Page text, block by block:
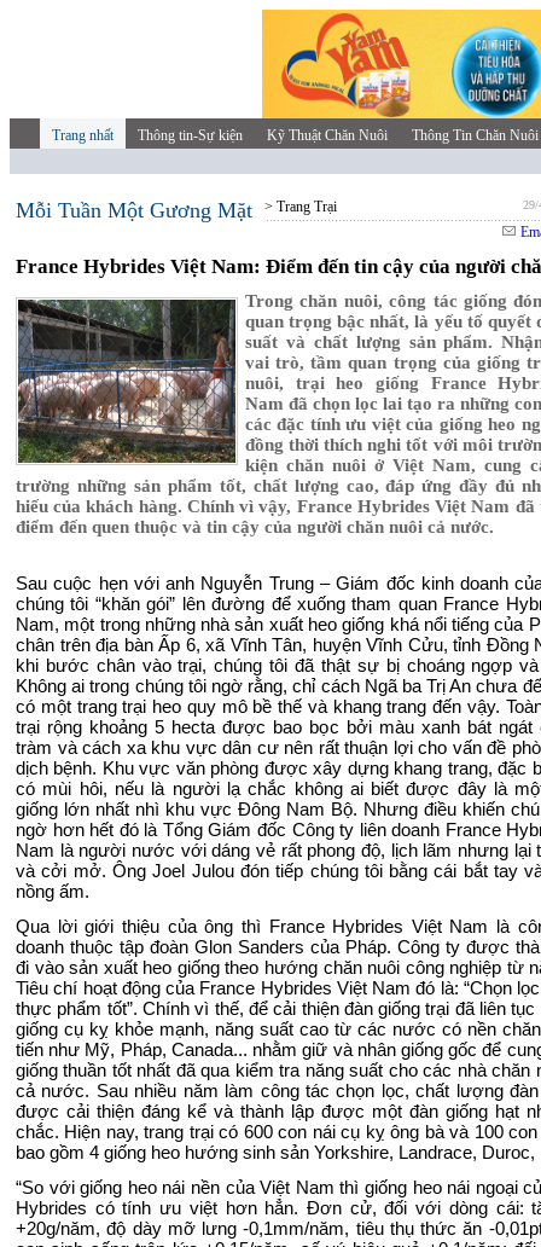
Trang nhất Thông tin-Sự kiện Kỹ Thuật Chăn Nuôi Thông Tin Chăn Nuôi
Mỗi Tuần Một Gương Mặt > Trang Trại 29/
France Hybrides Việt Nam: Điểm đến tin cậy của người
Trong chăn nuôi, công tác giống
quan trọng bậc nhất, là yếu tố quyết
suất và chất lượng sản phẩm.
vai trò, tầm quan trọng của giống
nuôi, trại heo giống France
Nam đã chọn lọc lai tạo ra những
các đặc tính ưu việt của giống heo
đồng thời thích nghi tốt với môi
kiện chăn nuôi ở Việt Nam, cung
trường những sản phẩm tốt, chất lượng cao, đáp ứng đầy đủ
hiếu của khách hàng. Chính vì vậy, France Hybrides Việt Nam
điểm đến quen thuộc và tin cậy của người chăn nuôi cả nước.
Sau cuộc hẹn với anh Nguyễn Trung – Giám đốc kinh doanh
chúng tôi “khăn gói” lên đường để xuống tham quan France
Nam, một trong những nhà sản xuất heo giống khá nổi tiếng của
chân trên địa bàn Ấp 6, xã Vĩnh Tân, huyện Vĩnh Cửu, tỉnh Đồng
khi bước chân vào trại, chúng tôi đã thật sự bị choáng ngợp
Không ai trong chúng tôi ngờ rằng, chỉ cách Ngã ba Trị An chưa
có một trang trại heo quy mô bề thế và khang trang đến vậy.
trại rộng khoảng 5 hecta được bao bọc bởi màu xanh bát ngát
tràm và cách xa khu vực dân cư nên rất thuận lợi cho vấn đề
dịch bệnh. Khu vực văn phòng được xây dựng khang trang, đặc
có mùi hôi, nếu là người lạ chắc không ai biết được đây là
giống lớn nhất nhì khu vực Đông Nam Bộ. Nhưng điều khiến
ngờ hơn hết đó là Tổng Giám đốc Công ty liên doanh France
Nam là người nước với dáng vẻ rất phong độ, lịch lãm nhưng lại
và cởi mở. Ông Joel Julou đón tiếp chúng tôi bằng cái bắt tay
nồng ấm.
Qua lời giới thiệu của ông thì France Hybrides Việt Nam là
doanh thuộc tập đoàn Glon Sanders của Pháp. Công ty được
đi vào sản xuất heo giống theo hướng chăn nuôi công nghiệp từ
Tiêu chí hoạt động của France Hybrides Việt Nam đó là: “Chọn
thực phẩm tốt”. Chính vì thế, để cải thiện đàn giống trại đã liên tục
giống cụ kỵ khỏe mạnh, năng suất cao từ các nước có nền
tiến như Mỹ, Pháp, Canada... nhằm giữ và nhân giống gốc để
giống thuần tốt nhất đã qua kiểm tra năng suất cho các nhà chăn
cả nước. Sau nhiều năm làm công tác chọn lọc, chất lượng
được cải thiện đáng kể và thành lập được một đàn giống hạt
chắc. Hiện nay, trang trại có 600 con nái cụ kỵ ông bà và 100
bao gồm 4 giống heo hướng sinh sản Yorkshire, Landrace, Duroc,
“So với giống heo nái nền của Việt Nam thì giống heo nái ngoại
Hybrides có tính ưu việt hơn hẳn. Đơn cử, đối với dòng cái:
+20g/năm, độ dày mỡ lưng -0,1mm/năm, tiêu thụ thức ăn -